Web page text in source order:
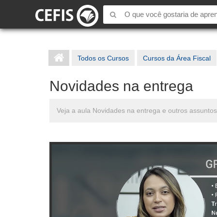
Todos os Cursos Cursos da Área Fiscal
Novidades na entrega
Veja a aula Novidades na entrega e outros